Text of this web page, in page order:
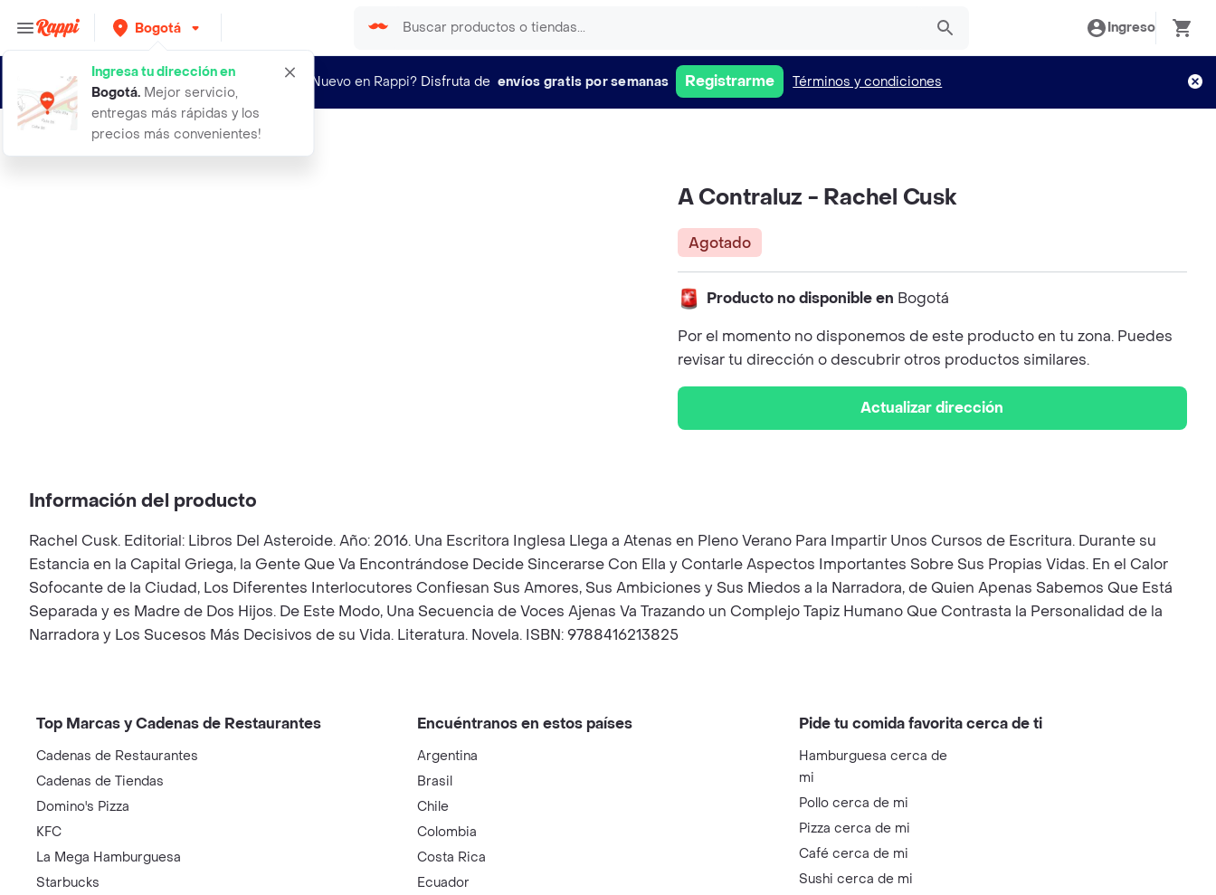
Bogotá
Ingresa tu dirección en
Bogotá. Mejor servicio,
entregas más rápidas y los
precios más convenientes!
Ingreso
¿Nuevo en Rappi? Disfruta de envíos gratis por semanas Registrarme Términos y condiciones
a contraluz rachel cusk
A Contraluz - Rachel Cusk
Agotado
Producto no disponible en Bogotá
Por el momento no disponemos de este producto en tu zona. Puedes
revisar tu dirección o descubrir otros productos similares.
Actualizar dirección
Información del producto
Rachel Cusk. Editorial: Libros Del Asteroide. Año: 2016. Una Escritora Inglesa Llega a Atenas en Pleno Verano Para Impartir Unos Cursos de Escritura. Durante su
Estancia en la Capital Griega, la Gente Que Va Encontrándose Decide Sincerarse Con Ella y Contarle Aspectos Importantes Sobre Sus Propias Vidas. En el Calor
Sofocante de la Ciudad, Los Diferentes Interlocutores Confiesan Sus Amores, Sus Ambiciones y Sus Miedos a la Narradora, de Quien Apenas Sabemos Que Está
Separada y es Madre de Dos Hijos. De Este Modo, Una Secuencia de Voces Ajenas Va Trazando un Complejo Tapiz Humano Que Contrasta la Personalidad de la
Narradora y Los Sucesos Más Decisivos de su Vida. Literatura. Novela. ISBN: 9788416213825
Top Marcas y Cadenas de Restaurantes
Cadenas de Restaurantes
Cadenas de Tiendas
Domino's Pizza
KFC
La Mega Hamburguesa
Starbucks
Encuéntranos en estos países
Argentina
Brasil
Chile
Colombia
Costa Rica
Ecuador
Pide tu comida favorita cerca de ti
Hamburguesa cerca de
mi
Pollo cerca de mi
Pizza cerca de mi
Café cerca de mi
Sushi cerca de mi